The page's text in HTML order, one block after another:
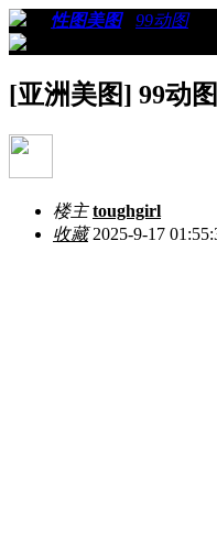
性图美图 99动图
[亚洲美图] 99动
楼主 toughgirl
收藏2025-9-17